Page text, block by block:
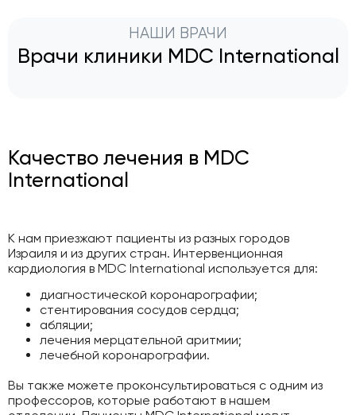
НАШИ ВРАЧИ
Врачи клиники MDC International
Качество лечения в MDC
International
К нам приезжают пациенты из разных городов
Израиля и из других стран. Интервенционная
кардиология в MDC International используется для:
диагностической коронарографии;
стентирования сосудов сердца;
абляции;
лечения мерцательной аритмии;
лечебной коронарографии.
Вы также можете проконсультироваться с одним из
профессоров, которые работают в нашем